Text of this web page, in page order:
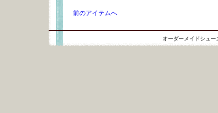
前のアイテムへ
オーダーメイドシュ